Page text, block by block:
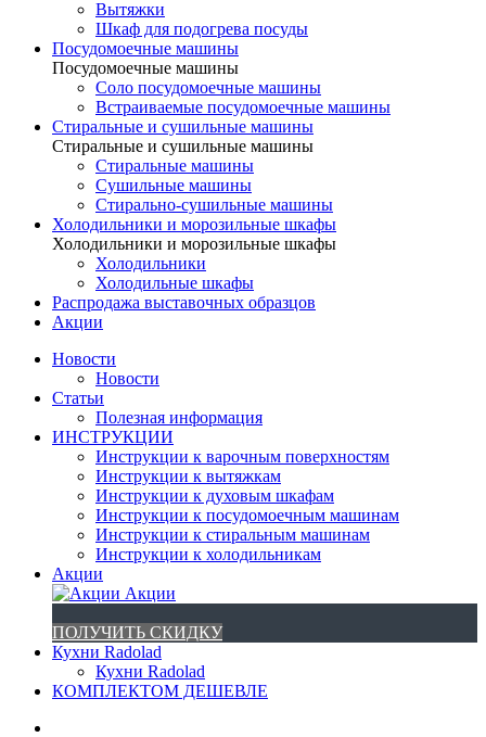
Вытяжки
Шкаф для подогрева посуды
Посудомоечные машины
Посудомоечные машины
Соло посудомоечные машины
Встраиваемые посудомоечные машины
Стиральные и сушильные машины
Стиральные и сушильные машины
Стиральные машины
Сушильные машины
Стирально-сушильные машины
Холодильники и морозильные шкафы
Холодильники и морозильные шкафы
Холодильники
Холодильные шкафы
Распродажа выставочных образцов
Акции
Новости
Новости
Статьи
Полезная информация
ИНСТРУКЦИИ
Инструкции к варочным поверхностям
Инструкции к вытяжкам
Инструкции к духовым шкафам
Инструкции к посудомоечным машинам
Инструкции к стиральным машинам
Инструкции к холодильникам
Акции
Акции
ПОЛУЧИТЬ СКИДКУ
Кухни Radolad
Кухни Radolad
КОМПЛЕКТОМ ДЕШЕВЛЕ